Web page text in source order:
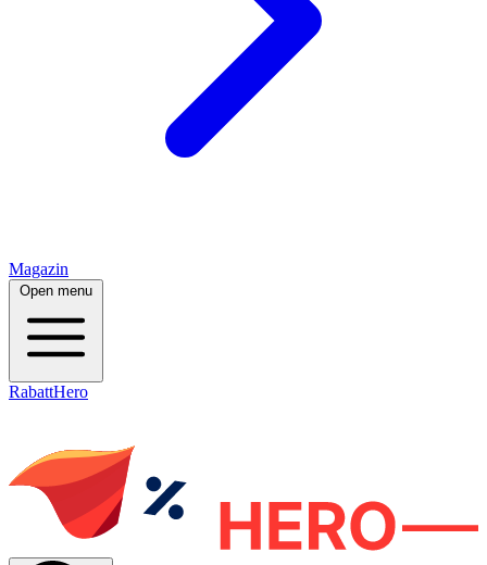
Magazin
Open menu
RabattHero